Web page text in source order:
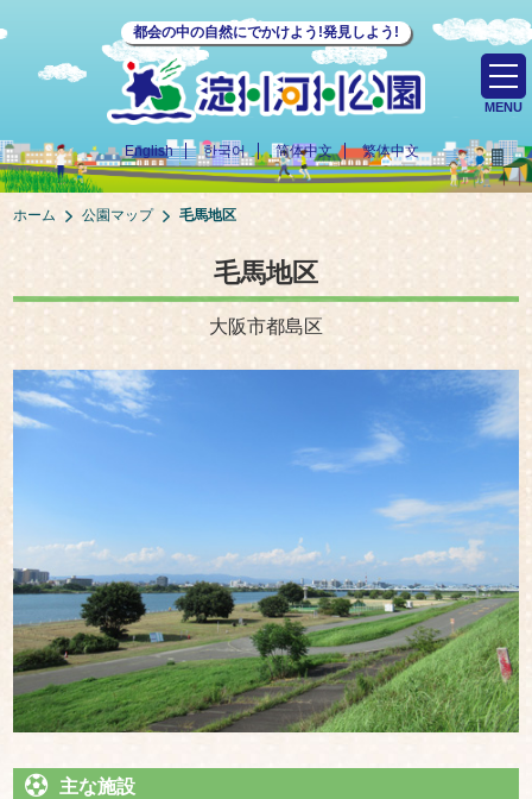
都会の中の自然にでかけよう!発見しよう!
English 한국어 简体中文 繁体中文
MENU
ホーム 公園マップ 毛馬地区
毛馬地区
大阪市都島区
主な施設